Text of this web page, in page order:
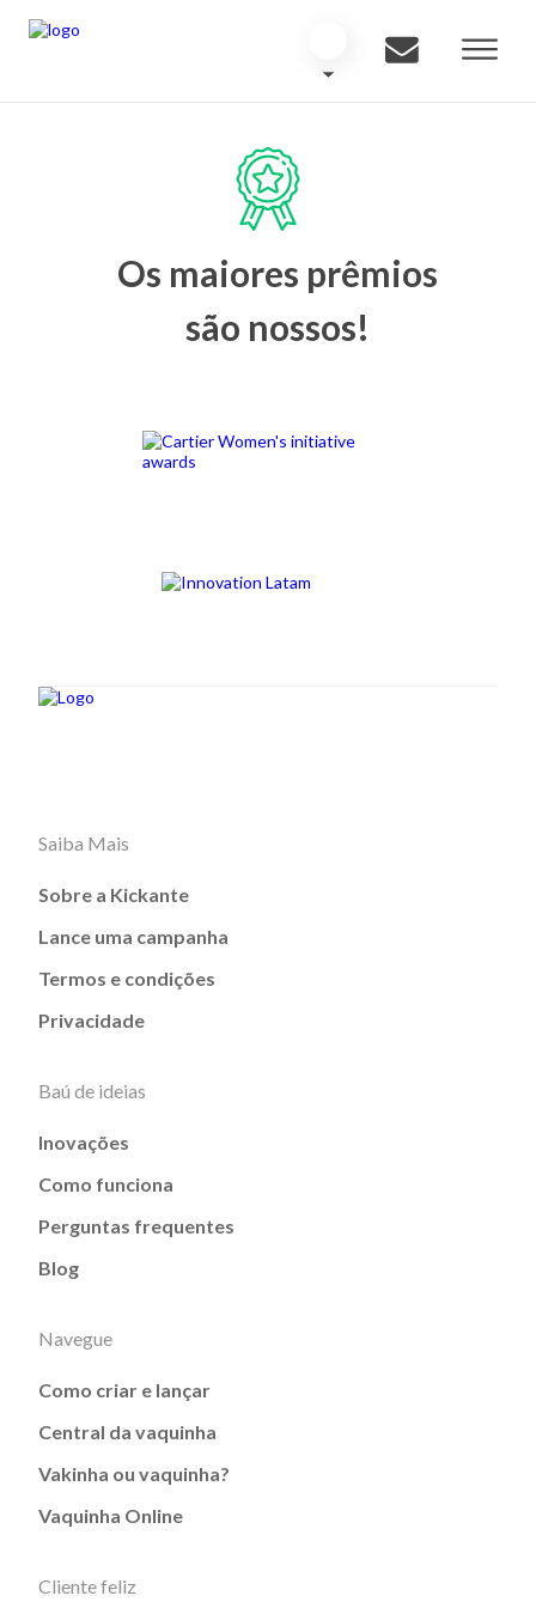
Os maiores prêmios
são nossos!
Saiba Mais
Sobre a Kickante
Lance uma campanha
Termos e condições
Privacidade
Baú de ideias
Inovações
Como funciona
Perguntas frequentes
Blog
Navegue
Como criar e lançar
Central da vaquinha
Vakinha ou vaquinha?
Vaquinha Online
Cliente feliz